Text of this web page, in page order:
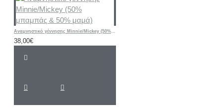
Αναμνηστικό γέννησης Minnie/Mickey (50% μπαμπάς & 50% μαμά)
38,00€